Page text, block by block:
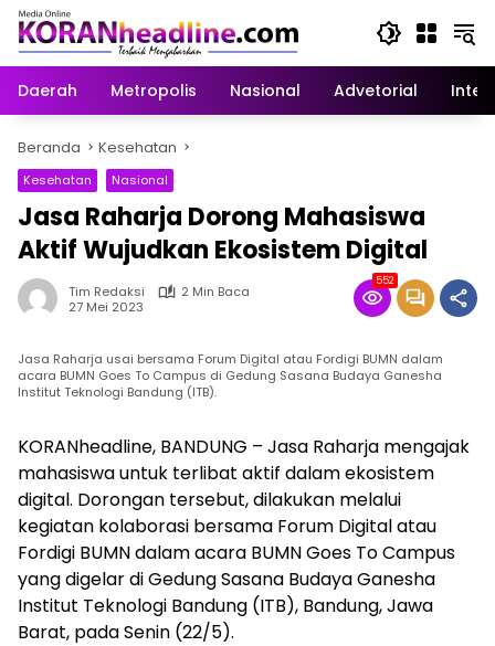
Langsung
konten
Daerah
Metropolis Nasional Advetorial
Beranda Kesehatan
Kesehatan Nasional
Jasa Raharja Dorong Mahasiswa
Aktif Wujudkan Ekosistem Digital
Tim Redaksi
2 Min Baca
27 Mei 2023
552
Jasa Raharja usai bersama Forum Digital atau Fordigi BUMN dalam
acara BUMN Goes To Campus di Gedung Sasana Budaya Ganesha
Institut Teknologi Bandung (ITB).
KORANheadline, BANDUNG – Jasa Raharja mengajak
mahasiswa untuk terlibat aktif dalam ekosistem
digital. Dorongan tersebut, dilakukan melalui
kegiatan kolaborasi bersama Forum Digital atau
Fordigi BUMN dalam acara BUMN Goes To Campus
yang digelar di Gedung Sasana Budaya Ganesha
Institut Teknologi Bandung (ITB), Bandung, Jawa
Barat, pada Senin (22/5).